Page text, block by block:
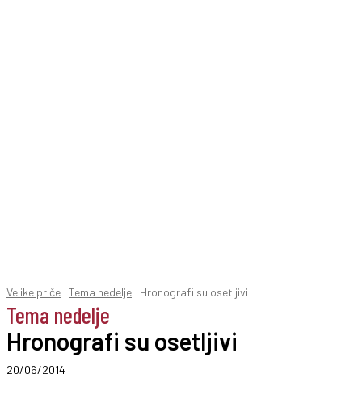
Velike priče Tema nedelje Hronografi su osetljivi
Tema nedelje
Hronografi su osetljivi
20/06/2014